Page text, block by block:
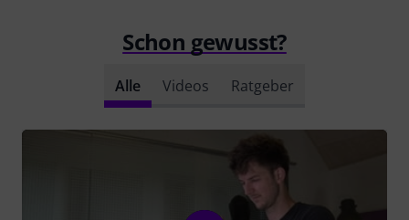
Schon gewusst?
Alle Videos Ratgeber